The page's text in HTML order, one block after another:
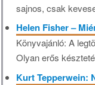
sajnos, csak
Helen Fisher –
Könyvajánló: A
Olyan erős
Kurt Tepperwein: